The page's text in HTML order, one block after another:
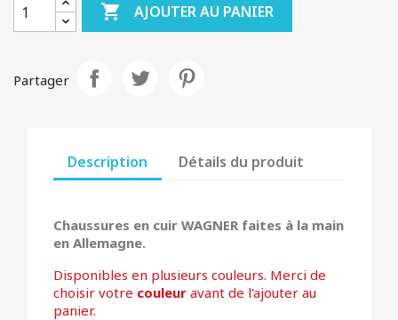
 AJOUTER AU PANIER
Partager
Description Détails du produit
Chaussures en cuir WAGNER faites à la main
en Allemagne.
Disponibles en plusieurs couleurs. Merci de
choisir votre couleur avant de l'ajouter au
panier.